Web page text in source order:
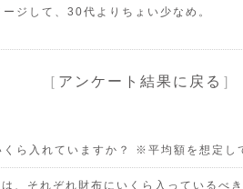
ジして、30代よりちょい少なめ。
［ アンケート結果に戻る ］
ら入れていますか？ ※平均額を想定し
、それぞれ財布にいくら入っているべ